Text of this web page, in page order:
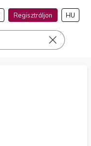
Regisztráljon
a címen
HU